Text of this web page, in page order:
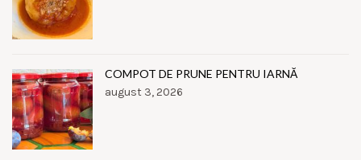
COMPOT DE PRUNE PENTRU IARNĂ
august 3, 2026